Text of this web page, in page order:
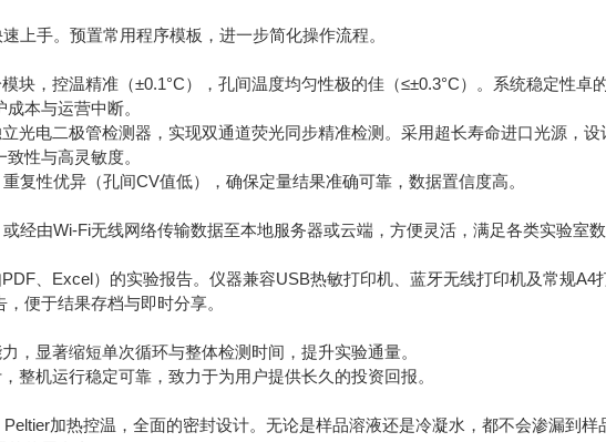
上手。预置常用程序模板，进一步简化操作流程。
块，控温精准（±0.1°C），孔间温度均匀性极的佳（≤±0.3°C）。系统稳定性卓
本与运营中断。
光电二极管检测器，实现双通道荧光同步精准检测。采用超长寿命进口光源，设
性与高灵敏度。
复性优异（孔间CV值低），确保定量结果准确可靠，数据置信度高。
经由Wi-Fi无线网络传输数据至本地服务器或云端，方便灵活，满足各类实验室
、Excel）的实验报告。仪器兼容USB热敏打印机、蓝牙无线打印机及常规A4
便于结果存档与即时分享。
，显著缩短单次循环与整体检测时间，提升实验通量。
整机运行稳定可靠，致力于为用户提供长久的投资回报。
加热控温，全面的密封设计。无论是样品溶液还是冷凝水，都不会渗漏到样